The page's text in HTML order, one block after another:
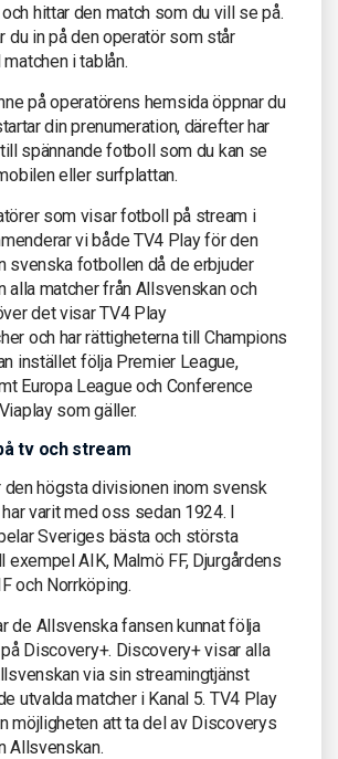
hittar den match som du vill se på.
du in på den operatör som står
i tablån.
på operatörens hemsida öppnar du
din prenumeration, därefter har
spännande fotboll som du kan se
eller surfplattan.
som visar fotboll på stream i
vi både TV4 Play för den
svenska fotbollen då de erbjuder
alla matcher från Allsvenskan och
det visar TV4 Play
och har rättigheterna till Champions
instället följa Premier League,
Europa League och Conference
som gäller.
tv och stream
högsta divisionen inom svensk
varit med oss sedan 1924. I
Sveriges bästa och största
exempel AIK, Malmö FF, Djurgårdens
och Norrköping.
de Allsvenska fansen kunnat följa
Discovery+. Discovery+ visar alla
via sin streamingtjänst
utvalda matcher i Kanal 5. TV4 Play
möjligheten att ta del av Discoverys
Allsvenskan.